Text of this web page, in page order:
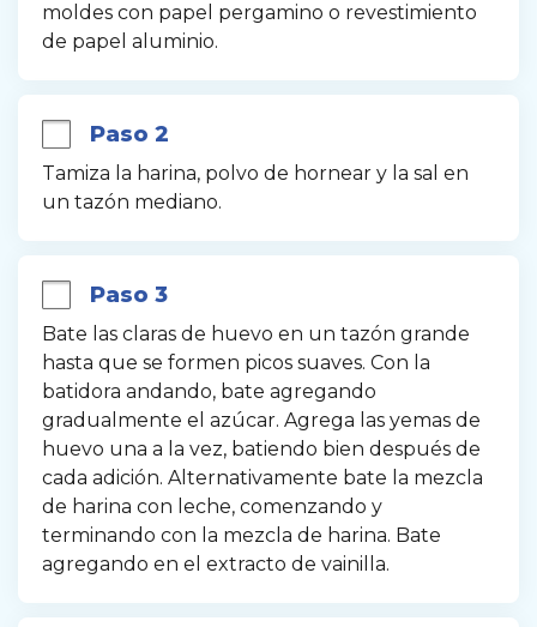
moldes con papel pergamino o revestimiento
de papel aluminio.
Paso 2
Tamiza la harina, polvo de hornear y la sal en
un tazón mediano.
Paso 3
Bate las claras de huevo en un tazón grande
hasta que se formen picos suaves. Con la
batidora andando, bate agregando
gradualmente el azúcar. Agrega las yemas de
huevo una a la vez, batiendo bien después de
cada adición. Alternativamente bate la mezcla
de harina con leche, comenzando y
terminando con la mezcla de harina. Bate
agregando en el extracto de vainilla.